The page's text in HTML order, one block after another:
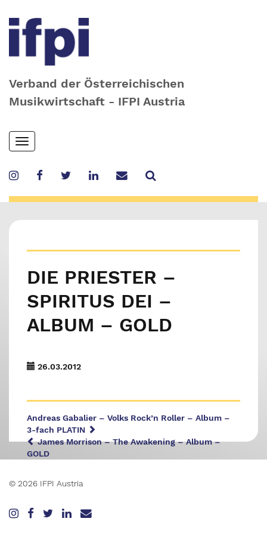
Verband der Österreichischen
Musikwirtschaft - IFPI Austria
Skip
to
content
Toggle
navigation
DIE PRIESTER –
SPIRITUS DEI –
ALBUM – GOLD
26.03.2012
Andreas Gabalier – Volks Rock’n Roller – Album –
3-fach PLATIN
James Morrison – The Awakening – Album –
GOLD
© 2026 IFPI Austria